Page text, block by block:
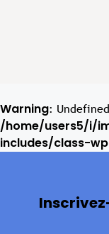
Warning:
/home/users5/i/
includes/class-